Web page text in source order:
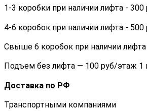
1-3 коробки при наличии лифта - 300
4-6 коробок при наличии лифта - 500
Свыше 6 коробок при наличии лифта
Подъем без лифта — 100 руб/этаж 1
Доставка по РФ
Транспортными компаниями